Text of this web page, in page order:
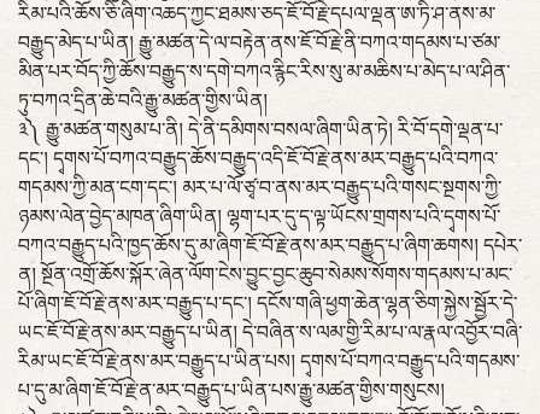
རིམ་པའི་ཆོས་ཅི་ཞིག་འཆད་ཀྱང་ཐམས་ཅད་ཇོ་བོ་རྗེ་དཔལ་ལྡན་ཨ་ཏི་ཤ་ནས་མ་
བརྒྱུད་མེད་པ་ཡིན། རྒྱུ་མཚན་དེ་ལ་བརྟེན་ནས་ཇོ་བོ་རྗེ་ནི་བཀའ་གདམས་པ་ཙམ་
མིན་པར་བོད་ཀྱི་ཆོས་བརྒྱུད་ས་དགེ་བཀའ་རྙིང་རིས་སུ་མ་མཆིས་པ་མེད་པ་ལ་ཤིན་
ཏུ་བཀའ་དྲིན་ཆེ་བའི་རྒྱུ་མཚན་གྱིས་ཡིན།
༣༽ རྒྱུ་མཚན་གསུམ་པ་ནི། དེ་ནི་དམིགས་བསལ་ཞིག་ཡིན་ཏེ། རི་བོ་དགེ་ལྡན་པ་
དང་། དྭགས་པོ་བཀའ་བརྒྱུད་ཆོས་བརྒྱུད་འདི་ཇོ་བོ་རྗེ་ནས་མར་བརྒྱུད་པའི་བཀའ་
གདམས་ཀྱི་མན་ངག་དང་། མར་པ་ལོ་ཙྭ་བ་ནས་མར་བརྒྱུད་པའི་གསང་སྔགས་ཀྱི་
ཉམས་ལེན་བྱེད་མཁན་ཞིག་ཡིན། ལྷག་པར་དུ་ད་ལྟ་ཡོངས་གྲགས་པའི་དྭགས་པོ་
བཀའ་བརྒྱུད་པའི་ཁྱད་ཆོས་དུ་མ་ཞིག་ཇོ་བོ་རྗེ་ནས་མར་བརྒྱུད་པ་ཞིག་ཆགས། དཔེར་
ན། སྔོན་འགྲོ་ཆོས་སྐོར་ཞེན་ལོག་ངེས་བྱུང་བྱང་ཆུབ་སེམས་སོགས་གདམས་པ་མང་
པོ་ཞིག་ཇོ་བོ་རྗེ་ནས་མར་བརྒྱུད་པ་དང་། དངོས་གཞི་ཕྱག་ཆེན་ལྷན་ཅིག་སྐྱེས་སྦྱོར་དེ་
ཡང་ཇོ་བོ་རྗེ་ནས་མར་བརྒྱུད་པ་ཡིན། དེ་བཞིན་ས་ལམ་གྱི་རིམ་པ་ལ་རྣལ་འབྱོར་བཞི་
རིམ་ཡང་ཇོ་བོ་རྗེ་ནས་མར་བརྒྱུད་པ་ཡིན་པས། དྭགས་པོ་བཀའ་བརྒྱུད་པའི་གདམས་
པ་དུ་མ་ཞིག་ཇོ་བོ་རྗེ་ན་མར་བརྒྱུད་པ་ཡིན་པས་རྒྱུ་མཚན་གྱིས་གསུངས།